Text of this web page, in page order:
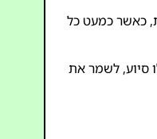
כאשר כמעט כל
סיוע, לשמר את